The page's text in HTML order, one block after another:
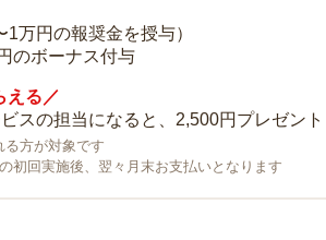
万円の報奨金を授与）
のボーナス付与
える／
スの担当になると、2,500円プレゼント
方が対象です
初回実施後、翌々月末お支払いとなります